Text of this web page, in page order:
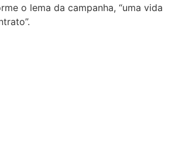
o lema da campanha, “uma vida